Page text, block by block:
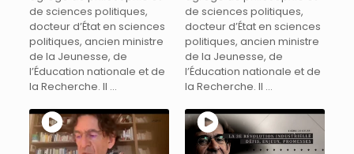
de sciences politiques,
docteur d’État en sciences
politiques, ancien ministre
de la Jeunesse, de
l’Éducation nationale et de
la Recherche. Il ...
de sciences politiques,
docteur d’État en sciences
politiques, ancien ministre
de la Jeunesse, de
l’Éducation nationale et de
la Recherche. Il ...